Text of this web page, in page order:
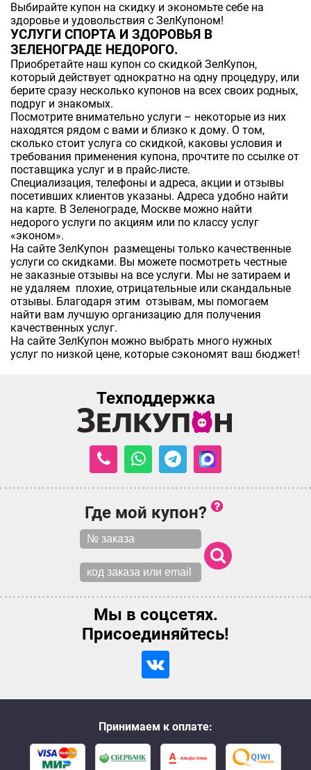
Выбирайте купон на скидку и экономьте себе на
здоровье и удовольствия с ЗелКупоном!
УСЛУГИ СПОРТА И ЗДОРОВЬЯ В
ЗЕЛЕНОГРАДЕ НЕДОРОГО.
Приобретайте наш купон со скидкой ЗелКупон,
который действует однократно на одну процедуру, или
берите сразу несколько купонов на всех своих родных,
подруг и знакомых.
Посмотрите внимательно услуги – некоторые из них
находятся рядом с вами и близко к дому. О том,
сколько стоит услуга со скидкой, каковы условия и
требования применения купона, прочтите по ссылке от
поставщика услуг и в прайс-листе.
Специализация, телефоны и адреса, акции и отзывы
посетивших клиентов указаны. Адреса удобно найти
на карте. В Зеленограде, Москве можно найти
недорого услуги по акциям или по классу услуг
«эконом».
На сайте ЗелКупон размещены только качественные
услуги со скидками. Вы можете посмотреть честные
не заказные отзывы на все услуги. Мы не затираем и
не удаляем плохие, отрицательные или скандальные
отзывы. Благодаря этим отзывам, мы помогаем
найти вам лучшую организацию для получения
качественных услуг.
На сайте ЗелКупон можно выбрать много нужных
услуг по низкой цене, которые сэкономят ваш бюджет!
Техподдержка
Где мой купон?
Мы в соцсетях.
Присоединяйтесь!
Принимаем к оплате: